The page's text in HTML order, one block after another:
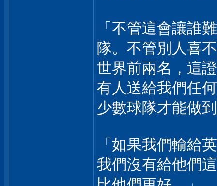
「不管這會讓誰
隊。不管別人喜
世界前兩名，這
有人送給我們任
少數球隊才能做
「如果我們輸給
我們沒有給他們